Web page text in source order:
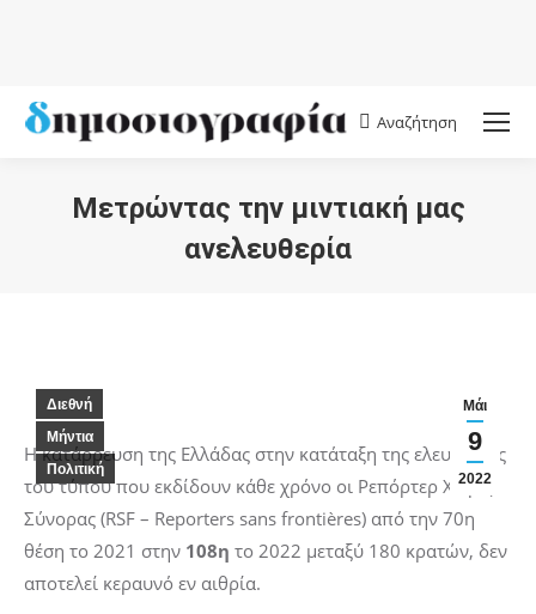
Search:
Αναζήτηση
Μετρώντας την μιντιακή μας
ανελευθερία
Μάι
9
2022
Διεθνή
Μήντια
Πολιτική
Η κατάρρευση της Ελλάδας στην κατάταξη της ελευθερίας
του τύπου που εκδίδουν κάθε χρόνο οι Ρεπόρτερ Χωρίς
Σύνορας (RSF – Reporters sans frontières) από την 70η
θέση το 2021 στην 108η το 2022 μεταξύ 180 κρατών, δεν
αποτελεί κεραυνό εν αιθρία.